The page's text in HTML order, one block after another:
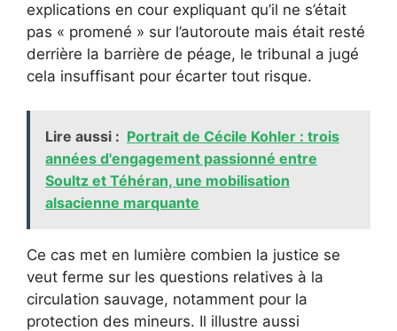
explications en cour expliquant qu’il ne s’était
pas « promené » sur l’autoroute mais était resté
derrière la barrière de péage, le tribunal a jugé
cela insuffisant pour écarter tout risque.
Lire aussi : Portrait de Cécile Kohler : trois
années d'engagement passionné entre
Soultz et Téhéran, une mobilisation
alsacienne marquante
Ce cas met en lumière combien la justice se
veut ferme sur les questions relatives à la
circulation sauvage, notamment pour la
protection des mineurs. Il illustre aussi